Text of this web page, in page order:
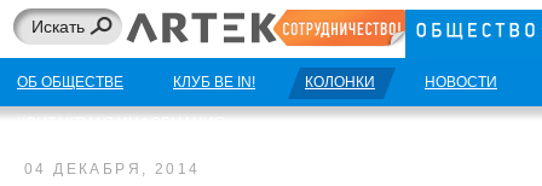
ОБ ОБЩЕСТВЕ КЛУБ BE IN! КОЛОНКИ НОВОСТИ
04 ДЕКАБРЯ, 2014